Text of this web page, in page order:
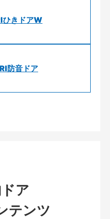
きドアW
防音ドア
ア
テンツ